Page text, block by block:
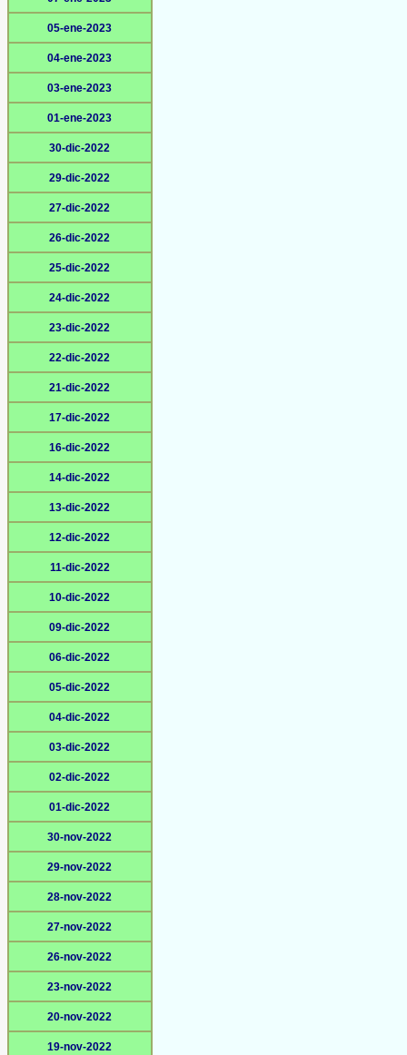
05-ene-2023
04-ene-2023
03-ene-2023
01-ene-2023
30-dic-2022
29-dic-2022
27-dic-2022
26-dic-2022
25-dic-2022
24-dic-2022
23-dic-2022
22-dic-2022
21-dic-2022
17-dic-2022
16-dic-2022
14-dic-2022
13-dic-2022
12-dic-2022
11-dic-2022
10-dic-2022
09-dic-2022
06-dic-2022
05-dic-2022
04-dic-2022
03-dic-2022
02-dic-2022
01-dic-2022
30-nov-2022
29-nov-2022
28-nov-2022
27-nov-2022
26-nov-2022
23-nov-2022
20-nov-2022
19-nov-2022